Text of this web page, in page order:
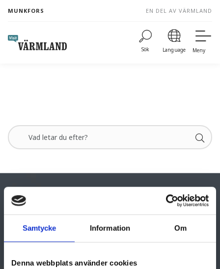
Samtycke Information Om
Denna webbplats använder cookies
content
MUNKFORS EN DEL AV VÄRMLAND
Sök Language Meny
Tallåsvägen 12
684 31 Munkfors